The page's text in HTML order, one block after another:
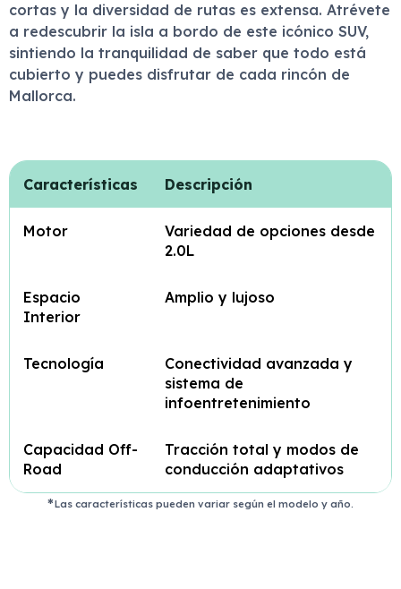
cortas y la diversidad de rutas es extensa. Atrévete
a redescubrir la isla a bordo de este icónico SUV,
sintiendo la tranquilidad de saber que todo está
cubierto y puedes disfrutar de cada rincón de
Mallorca.
Características Descripción
Motor
Variedad de opciones desde
2.0L
Espacio
Interior
Amplio y lujoso
Tecnología
Conectividad avanzada y
sistema de
infoentretenimiento
Capacidad Off-
Road
Tracción total y modos de
conducción adaptativos
Las características pueden variar según el modelo y año.